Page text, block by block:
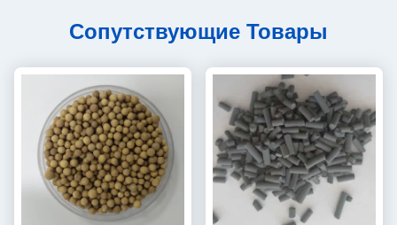
Сопутствующие Товары